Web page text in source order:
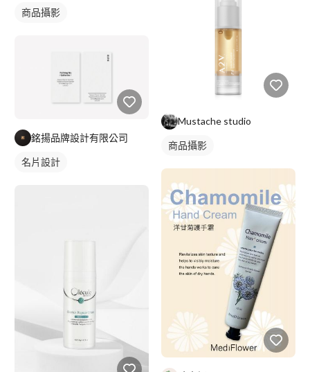
商品攝影
銘揚品牌設計有限公司
名片設計
Mustache studio
商品攝影